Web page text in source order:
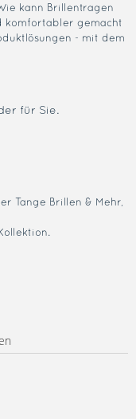
kann Brillentragen
komfortabler gemacht
- mit dem
für Sie.
Tange Brillen & Mehr,